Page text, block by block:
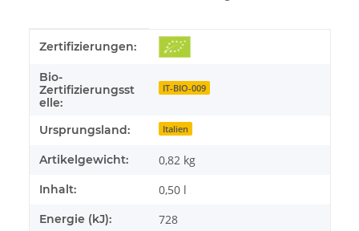
Produkteigenschaft
Wert
Zertifizierungen:
Bio-
Zertifizierungsst
elle:
IT-BIO-009
Ursprungsland: Italien
Artikelgewicht: 0,82 kg
Inhalt: 0,50 l
Energie (kJ): 728